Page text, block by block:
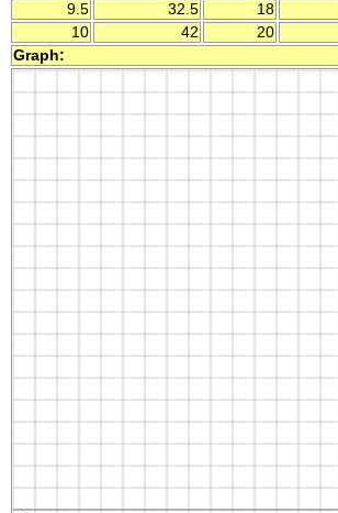
9.5
32.5 18
10
42 20
Graph: